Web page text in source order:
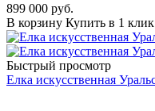
899 000 руб.
В корзину Купить в 1 клик
Быстрый просмотр
Елка искусственная